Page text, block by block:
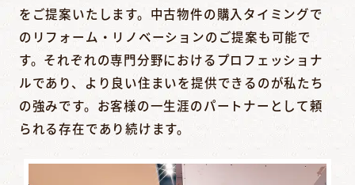
をご提案いたします。中古物件の購入タイミングで
のリフォーム・リノベーションのご提案も可能で
す。それぞれの専門分野におけるプロフェッショナ
ルであり、より良い住まいを提供できるのが私たち
の強みです。お客様の一生涯のパートナーとして頼
られる存在であり続けます。